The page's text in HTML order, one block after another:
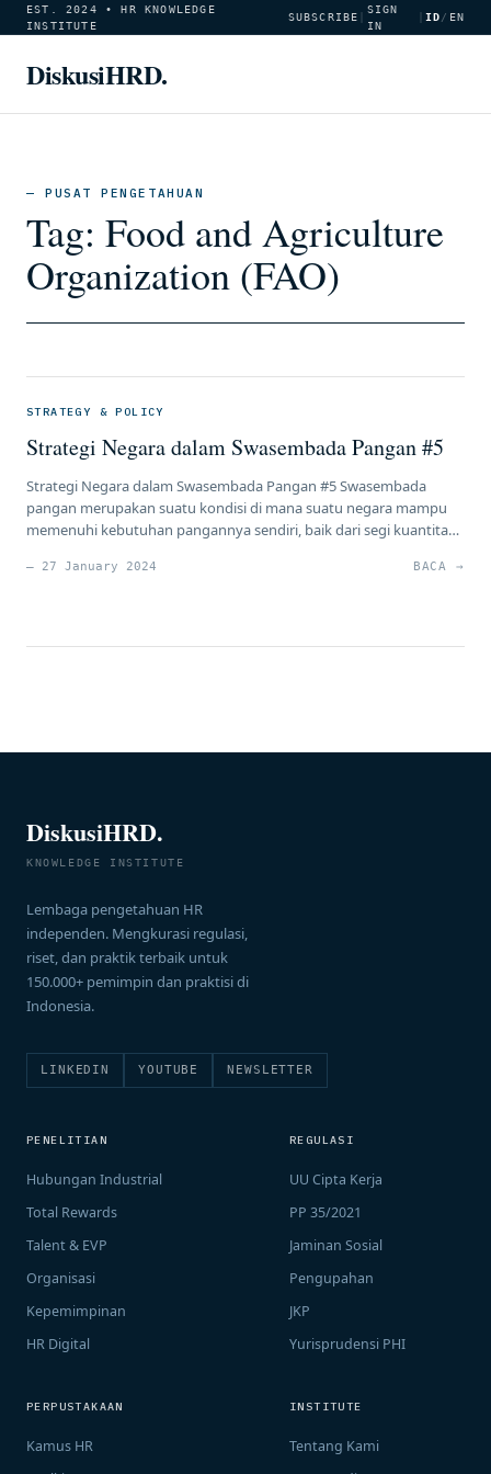
EST. 2024 • HR KNOWLEDGE
INSTITUTE
SUBSCRIBE
SIGN
IN
ID/ EN
DiskusiHRD.
— PUSAT PENGETAHUAN
Tag: Food and Agriculture
Organization (FAO)
STRATEGY & POLICY
Strategi Negara dalam Swasembada Pangan #5
Strategi Negara dalam Swasembada Pangan #5 Swasembada
pangan merupakan suatu kondisi di mana suatu negara mampu
memenuhi kebutuhan pangannya sendiri, baik dari segi kuantitas,
pangan juga mencakup aspek ketersediaan, akses, dan keamanan
— 27 January 2024 BACA →
DiskusiHRD.
KNOWLEDGE INSTITUTE
Lembaga pengetahuan HR
independen. Mengkurasi regulasi,
riset, dan praktik terbaik untuk
150.000+ pemimpin dan praktisi di
Indonesia.
LINKEDIN YOUTUBE NEWSLETTER
PENELITIAN
Hubungan Industrial
Total Rewards
Talent & EVP
Organisasi
Kepemimpinan
HR Digital
REGULASI
UU Cipta Kerja
PP 35/2021
Jaminan Sosial
Pengupahan
JKP
Yurisprudensi PHI
PERPUSTAKAAN
Kamus HR
INSTITUTE
Tentang Kami